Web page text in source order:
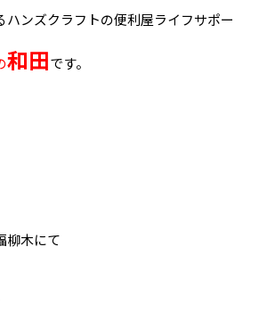
ハンズクラフトの便利屋ライフサポー
和田です。
柳木にて